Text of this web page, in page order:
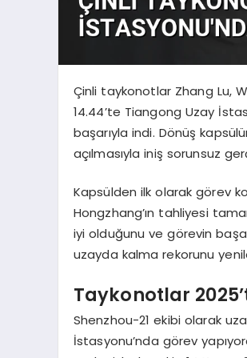
Çinli taykonotlar Zhang Lu,
14.44’te Tiangong Uzay
başarıyla indi. Dönüş
açılmasıyla iniş sorunsuz
Kapsülden ilk olarak görev
Hongzhang’ın tahliyesi
iyi olduğunu ve görevin
uzayda kalma rekorunu
Taykonotlar
Shenzhou-21 ekibi olarak
İstasyonu’nda görev